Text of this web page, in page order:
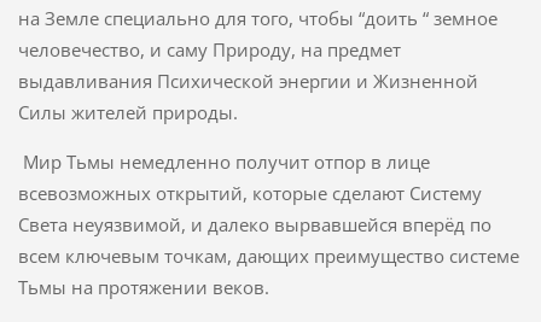
на Земле специально для того, чтобы “доить “ земное
человечество, и саму Природу, на предмет
выдавливания Психической энергии и Жизненной
Силы жителей природы.
Мир Тьмы немедленно получит отпор в лице
всевозможных открытий, которые сделают Систему
Света неуязвимой, и далеко вырвавшейся вперёд по
всем ключевым точкам, дающих преимущество системе
Тьмы на протяжении веков.